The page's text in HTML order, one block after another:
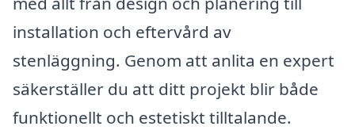
installation och eftervård av
stenläggning. Genom att anlita en expert
säkerställer du att ditt projekt blir både
funktionellt och estetiskt tilltalande.